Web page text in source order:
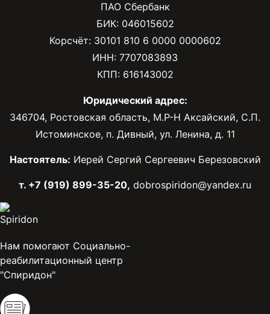
ПАО Сбербанк
БИК: 046015602
Корсчёт: 30101 810 6 0000 0000602
ИНН: 7707083893
КПП: 616143002
Юридический адрес:
346704, Ростовская область, М.Р-Н Аксайский, С.П.
Истоминское, п. Дивный, ул. Ленина, д. 11
Настоятель: Иерей Сергий Сергеевич Березовский
т. +7 (919) 899-35-20, dobrospiridon@yandex.ru
Нам помогают Социально-
реабилитационный центр
"Спиридон"